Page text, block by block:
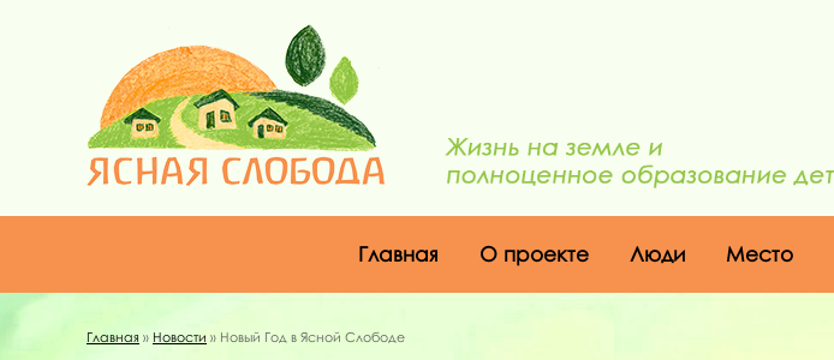
Главная О проекте Люди Место
Главная » Новости » Новый Год в Ясной Слободе